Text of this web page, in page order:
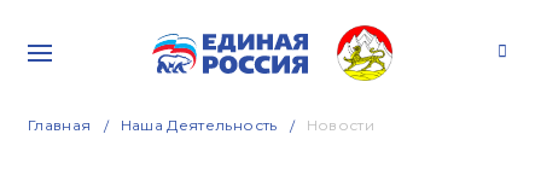
Главная Наша Деятельность Новости